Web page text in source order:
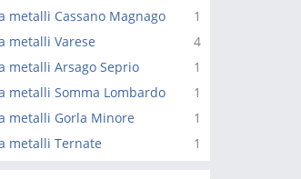
1
metalli Cassano Magnago
4
metalli Varese
1
metalli Arsago Seprio
1
metalli Somma Lombardo
1
metalli Gorla Minore
1
metalli Ternate